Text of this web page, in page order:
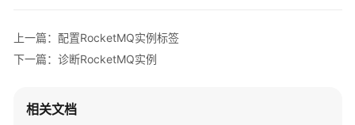
入
门
户
上一篇：配置RocketMQ实例标签
下一篇：诊断RocketMQ实例
相关文档